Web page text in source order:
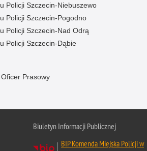
Policji Szczecin-Niebuszewo
Policji Szczecin-Pogodno
Policji Szczecin-Nad Odrą
Policji Szczecin-Dąbie
Oficer Prasowy
Biuletyn Informacji Publicznej
BIP Komenda Miejska Policji w